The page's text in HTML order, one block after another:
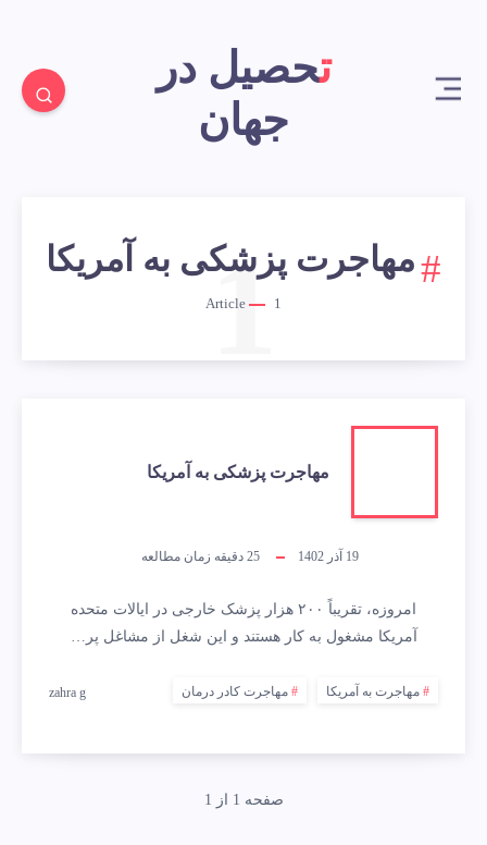
تحصیل در
جهان
مهاجرت پزشکی به آمریکا
1
1
مهاجرت پزشکی به آمریکا
19 آذر 1402 25 دقیقه زمان مطالعه
امروزه، تقریباً ۲۰۰ هزار پزشک خارجی در ایالات متحده
آمریکا مشغول به‌ کار هستند و این شغل از مشاغل پر…
مهاجرت به آمریکا مهاجرت کادر درمان zahra g
صفحه 1 از 1